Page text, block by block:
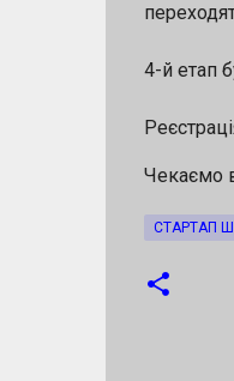
4-й етап
Чекаємо
СТАРТАП